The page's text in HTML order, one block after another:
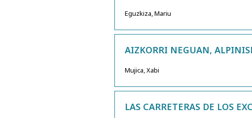
Eguzkiza, Mariu
AIZKORRI NEGUAN,
Mujica, Xabi
LAS CARRETERAS DE LOS